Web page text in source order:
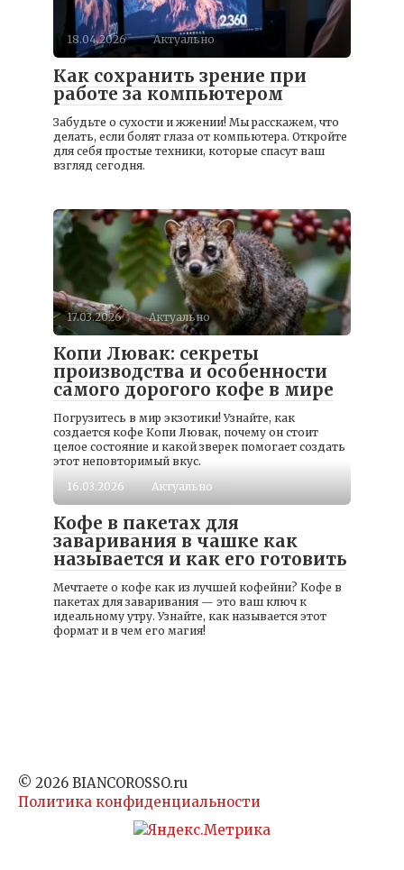
18.04.2026 Актуально
Как сохранить зрение при
работе за компьютером
Забудьте о сухости и жжении! Мы расскажем, что
делать, если болят глаза от компьютера. Откройте
для себя простые техники, которые спасут ваш
взгляд сегодня.
17.03.2026 Актуально
Копи Лювак: секреты
производства и особенности
самого дорогого кофе в мире
Погрузитесь в мир экзотики! Узнайте, как
создается кофе Копи Лювак, почему он стоит
целое состояние и какой зверек помогает создать
этот неповторимый вкус.
16.03.2026
Актуально
Кофе в пакетах для
заваривания в чашке как
называется и как его готовить
Мечтаете о кофе как из лучшей кофейни? Кофе в
пакетах для заваривания — это ваш ключ к
идеальному утру. Узнайте, как называется этот
формат и в чем его магия!
© 2026 BIANCOROSSO.ru
Политика конфиденциальности